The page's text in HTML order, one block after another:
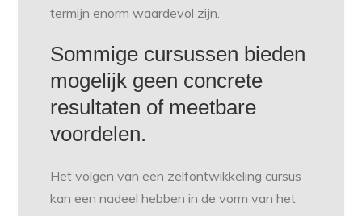
termijn enorm waardevol zijn.
Sommige cursussen bieden
mogelijk geen concrete
resultaten of meetbare
voordelen.
Het volgen van een zelfontwikkeling cursus
kan een nadeel hebben in de vorm van het